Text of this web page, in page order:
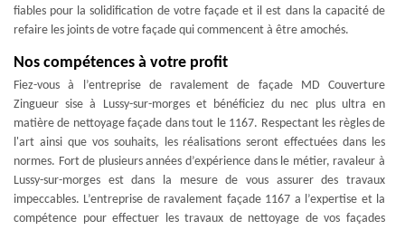
fiables pour la solidification de votre façade et il est dans la capacité de
refaire les joints de votre façade qui commencent à être amochés.
Nos compétences à votre profit
Fiez-vous à l’entreprise de ravalement de façade MD Couverture
Zingueur sise à Lussy-sur-morges et bénéficiez du nec plus ultra en
matière de nettoyage façade dans tout le 1167. Respectant les règles de
l'art ainsi que vos souhaits, les réalisations seront effectuées dans les
normes. Fort de plusieurs années d’expérience dans le métier, ravaleur à
Lussy-sur-morges est dans la mesure de vous assurer des travaux
impeccables. L’entreprise de ravalement façade 1167 a l’expertise et la
compétence pour effectuer les travaux de nettoyage de vos façades